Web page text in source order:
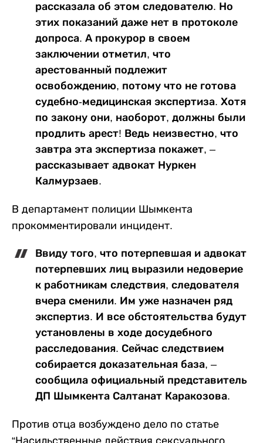
рассказала об этом следователю. Но
этих показаний даже нет в протоколе
допроса. А прокурор в своем
заключении отметил, что
арестованный подлежит
освобождению, потому что не готова
судебно-медицинская экспертиза. Хотя
по закону они, наоборот, должны были
продлить арест! Ведь неизвестно, что
завтра эта экспертиза покажет, –
рассказывает адвокат Нуркен
Калмурзаев.
В департамент полиции Шымкента
прокомментировали инцидент.
Ввиду того, что потерпевшая и адвокат
потерпевших лиц выразили недоверие
к работникам следствия, следователя
вчера сменили. Им уже назначен ряд
экспертиз. И все обстоятельства будут
установлены в ходе досудебного
расследования. Сейчас следствием
собирается доказательная база, –
сообщила официальный представитель
ДП Шымкента Салтанат Каракозова.
Против отца возбуждено дело по статье